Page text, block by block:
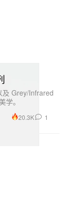
及 Grey/Infrared
学。
20.3K 1